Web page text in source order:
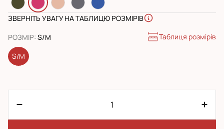
ЗВЕРНІТЬ УВАГУ НА ТАБЛИЦЮ РОЗМІРІВ
РОЗМІР: S/M Таблиця розмірів
S/M